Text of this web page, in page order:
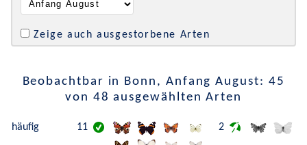
Zeige auch ausgestorbene Arten
Beobachtbar in Bonn, Anfang August: 45
von 48 ausgewählten Arten
häufig 11 2